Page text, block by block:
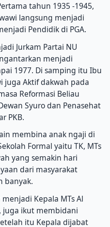
tahun 1935 -1945,
langsung menjadi
Pendidik di PGA.
Jurkam Partai NU
menjadi
1977. Di samping itu Ibu
juga Aktif dakwah pada
Reformasi Beliau
Syuro dan Penasehat
PKB.
membina anak ngaji di
Formal yaitu TK, MTs
yang semakin hari
dari masyarakat
banyak.
Kepala MTs Al
juga ikut membidani
itu Kepala dijabat